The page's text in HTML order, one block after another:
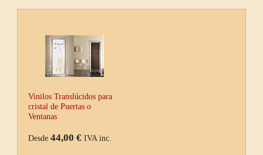
Vinilos Translúcidos para
cristal de Puertas o
Ventanas
Desde 44,00 € IVA inc.